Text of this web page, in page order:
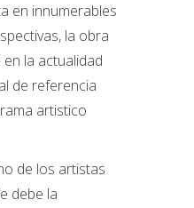
en innumerables
la obra
la actualidad
de referencia
artistico
de los artistas
debe la